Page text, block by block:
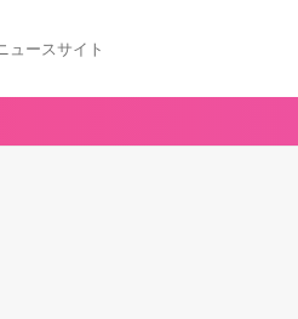
ュースサイト